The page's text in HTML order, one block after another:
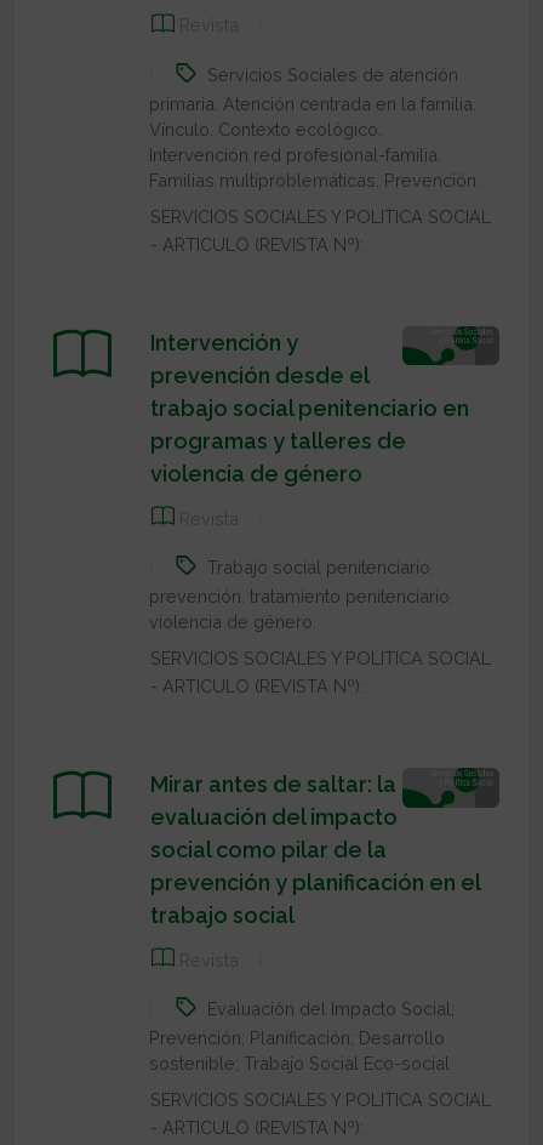
Revista
Servicios Sociales de atención
primaria. Atención centrada en la familia.
Vínculo. Contexto ecológico.
Intervención red profesional-familia.
Familias multiproblemáticas. Prevención.
SERVICIOS SOCIALES Y POLITICA SOCIAL
- ARTICULO (REVISTA Nº):
Intervención y
prevención desde el
trabajo social penitenciario en
programas y talleres de
violencia de género
Revista
Trabajo social penitenciario
prevención tratamiento penitenciario
violencia de género.
SERVICIOS SOCIALES Y POLITICA SOCIAL
- ARTICULO (REVISTA Nº):
Mirar antes de saltar: la
evaluación del impacto
social como pilar de la
prevención y planificación en el
trabajo social
Revista
Evaluación del Impacto Social;
Prevención; Planificación; Desarrollo
sostenible; Trabajo Social Eco-social
SERVICIOS SOCIALES Y POLITICA SOCIAL
- ARTICULO (REVISTA Nº):